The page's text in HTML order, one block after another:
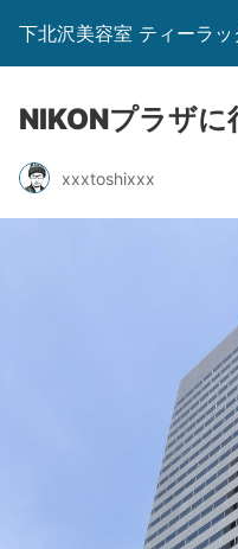
下北沢美容室 ティーラ
NIKONプラザに
xxxtoshixxx